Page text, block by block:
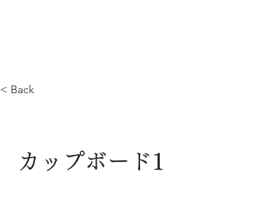
< Back
カップボード1